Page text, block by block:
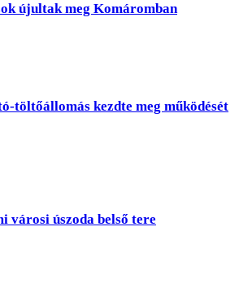
újultak meg Komáromban
töltőállomás kezdte meg működését
városi úszoda belső tere